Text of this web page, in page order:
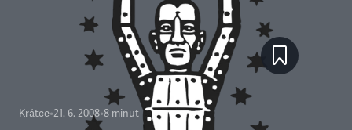
Krátce•21. 6. 2008•8 minut